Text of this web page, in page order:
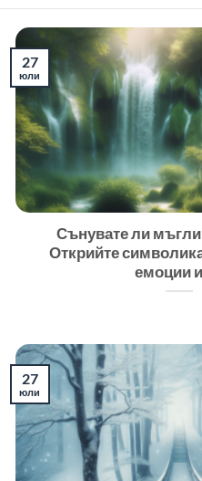
Сънувате ли
Открийте
емоции
27
юли
27
юли